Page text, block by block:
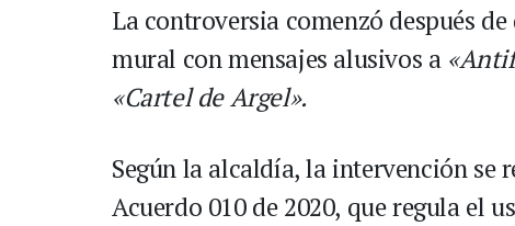
La controversia comenzó después
mural con mensajes alusivos a
«Cartel de Argel».
Según la alcaldía, la intervención
Acuerdo 010 de 2020, que regula el